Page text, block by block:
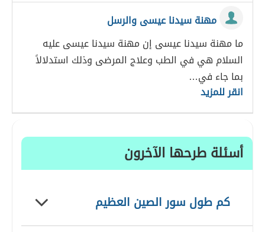
مهنة سيدنا عيسى والرسل
ما مهنة سيدنا عيسى إن مهنة سيدنا عيسى عليه
السلام هي في الطب وعلاج المرضى وذلك استدلالاً
بما جاء في…
انقر للمزيد
أسئلة طرحها الآخرون
كم طول سور الصين العظيم